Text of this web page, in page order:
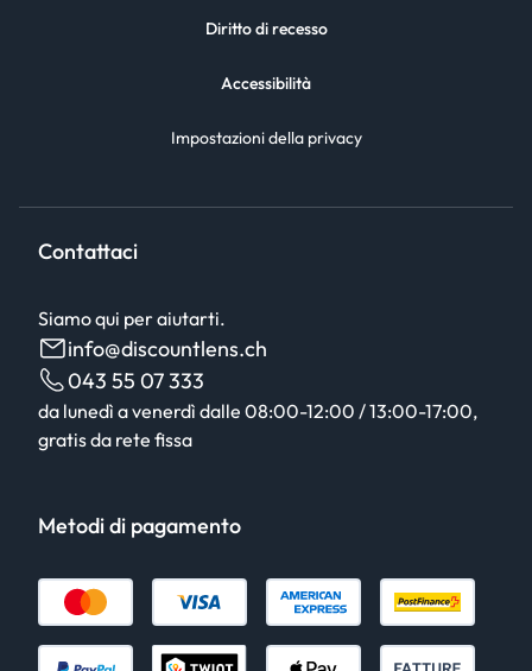
Diritto di recesso
Accessibilità
Impostazioni della privacy
Contattaci
Siamo qui per aiutarti.
info@discountlens.ch
043 55 07 333
da lunedì a venerdì dalle 08:00-12:00 / 13:00-17:00,
gratis da rete fissa
Metodi di pagamento